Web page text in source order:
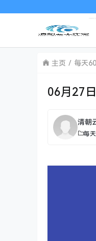
主页 每天
06月27
清朝
每